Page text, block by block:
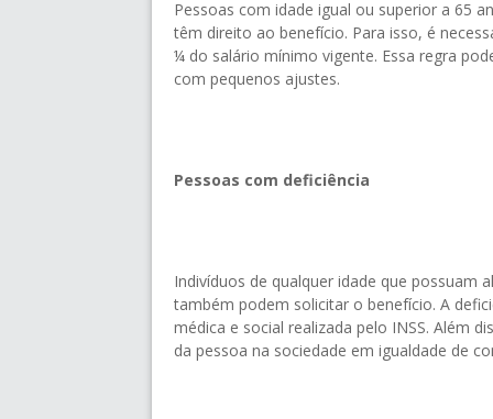
Pessoas com idade igual ou superior a 65
têm direito ao benefício. Para isso, é
¼ do salário mínimo vigente. Essa regra
com pequenos ajustes.
Pessoas com deficiência
Indivíduos de qualquer idade que possuam
também podem solicitar o benefício. A
médica e social realizada pelo INSS. Além
da pessoa na sociedade em igualdade de